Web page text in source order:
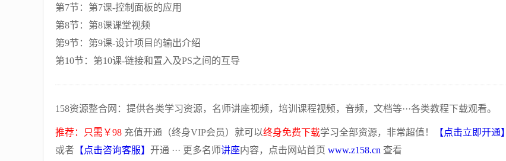
第7节：第7课-控制面板的应用
第8节：第8课课堂视频
第9节：第9课-设计项目的输出介绍
第10节：第10课-链接和置入及PS之间的互导
158资源整合网：提供各类学习资源，名师讲座视频，培训课程视频，音频，文档等···各类教程下载观看。
推荐：只需￥98 充值开通（终身VIP会员）就可以终身免费下载学习全部资源，非常超值！
【点击立即开通】
或者 【点击咨询客服】 开通 ··· 更多名师讲座内容，点击网站首页 www.z158.cn 查看